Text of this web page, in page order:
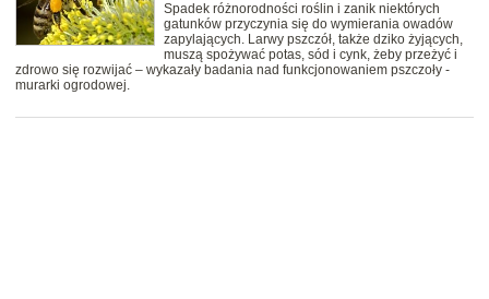
Spadek różnorodności roślin i zanik niektórych
gatunków przyczynia się do wymierania owadów
zapylających. Larwy pszczół, także dziko żyjących,
muszą spożywać potas, sód i cynk, żeby przeżyć i
zdrowo się rozwijać – wykazały badania nad funkcjonowaniem pszczoły -
murarki ogrodowej.